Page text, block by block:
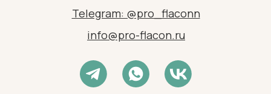
Telegram: @pro_flaconn
info@pro-flacon.ru